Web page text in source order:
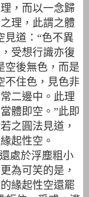
，而以一念歸
理，此謂之體
見道：“色不異
受想行識亦復
空後無色，而是
不住色，見色非
二邊中。此理
體即空。”此即
之圓法見道，
起性空。
處於浮塵粗小
為可笑的是，
緣起性空還罷